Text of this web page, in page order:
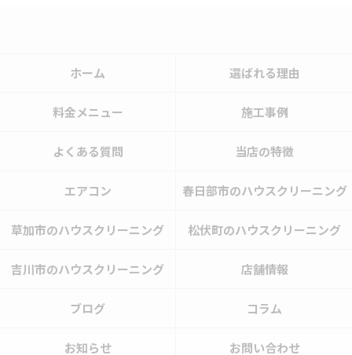
ホーム 選ばれる理由
料金メニュー 施工事例
よくある質問 当店の特徴
エアコン 春日部市のハウスクリーニング
草加市のハウスクリーニング 松伏町のハウスクリーニング
吉川市のハウスクリーニング 店舗情報
ブログ コラム
お知らせ お問い合わせ